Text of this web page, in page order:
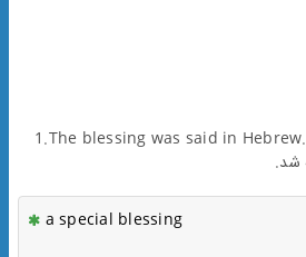
1.The blessing was said in Hebrew.
a special blessing